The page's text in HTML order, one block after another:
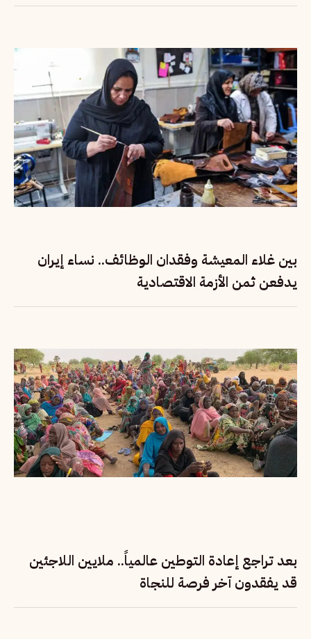
بين غلاء المعيشة وفقدان الوظائف.. نساء إيران
يدفعن ثمن الأزمة الاقتصادية
بعد تراجع إعادة التوطين عالمياً.. ملايين اللاجئين
قد يفقدون آخر فرصة للنجاة